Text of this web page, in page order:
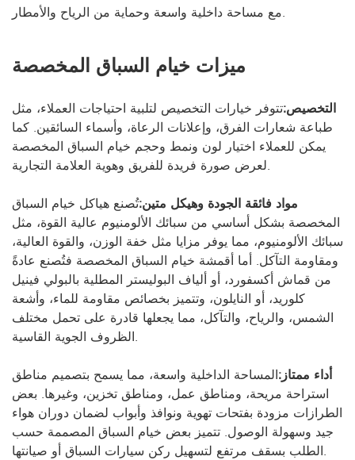
مع مساحة داخلية واسعة وحماية من الرياح والأمطار.
ميزات خيام السباق المخصصة
التخصيص:تتوفر خيارات التخصيص لتلبية احتياجات العملاء، مثل
طباعة شعارات الفرق، وإعلانات الرعاة، وأسماء السائقين. كما
يمكن للعملاء اختيار لون ونمط وحجم خيام السباق المخصصة
لعرض صورة فريدة للفريق وهوية العلامة التجارية.
مواد فائقة الجودة وهيكل متين:تُصنع هياكل خيام السباق
المخصصة بشكل أساسي من سبائك الألومنيوم عالية القوة، مثل
سبائك الألومنيوم، مما يوفر مزايا مثل خفة الوزن، والقوة العالية،
ومقاومة التآكل. أما أقمشة خيام السباق المخصصة فتُصنع عادةً
من قماش أكسفورد، أو ألياف البوليستر المطلية بالبولي فينيل
كلوريد، أو النايلون، وتتميز بخصائص مقاومة للماء، وأشعة
الشمس، والرياح، والتآكل، مما يجعلها قادرة على تحمل مختلف
الظروف الجوية القاسية.
أداء ممتاز:المساحة الداخلية واسعة، مما يسمح بتصميم مناطق
استراحة مريحة، ومناطق عمل، ومناطق تخزين، وغيرها. بعض
الطرازات مزودة بفتحات تهوية ونوافذ وأبواب لضمان دوران هواء
جيد وسهولة الوصول. تتميز بعض خيام السباق المصممة حسب
الطلب بسقف مرتفع لتسهيل ركن سيارات السباق أو صيانتها.